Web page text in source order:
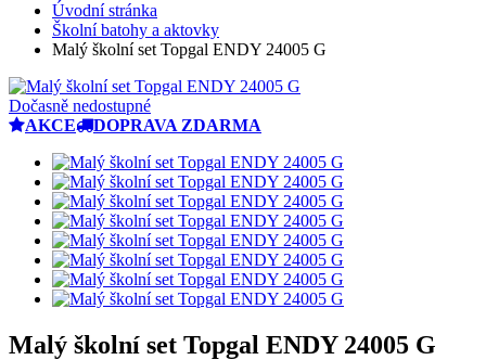
Úvodní stránka
Školní batohy a aktovky
Malý školní set Topgal ENDY 24005 G
Dočasně nedostupné
AKCE
DOPRAVA ZDARMA
Malý školní set Topgal ENDY 24005 G